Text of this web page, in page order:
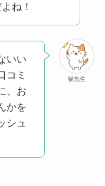
ね！
猫先生
いい
コミ
、お
かを
シュ